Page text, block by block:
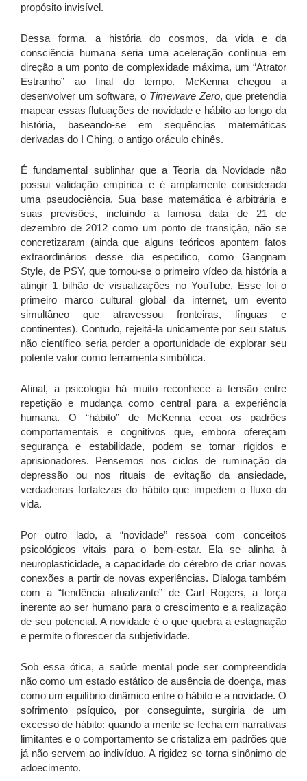
propósito invisível.
Dessa forma, a história do cosmos, da vida e da
consciência humana seria uma aceleração contínua em
direção a um ponto de complexidade máxima, um “Atrator
Estranho” ao final do tempo. McKenna chegou a
desenvolver um software, o Timewave Zero, que pretendia
mapear essas flutuações de novidade e hábito ao longo da
história, baseando-se em sequências matemáticas
derivadas do I Ching, o antigo oráculo chinês.
É fundamental sublinhar que a Teoria da Novidade não
possui validação empírica e é amplamente considerada
uma pseudociência. Sua base matemática é arbitrária e
suas previsões, incluindo a famosa data de 21 de
dezembro de 2012 como um ponto de transição, não se
concretizaram (ainda que alguns teóricos apontem fatos
extraordinários desse dia especifico, como Gangnam
Style, de PSY, que tornou-se o primeiro vídeo da história a
atingir 1 bilhão de visualizações no YouTube. Esse foi o
primeiro marco cultural global da internet, um evento
simultâneo que atravessou fronteiras, línguas e
continentes). Contudo, rejeitá-la unicamente por seu status
não científico seria perder a oportunidade de explorar seu
potente valor como ferramenta simbólica.
Afinal, a psicologia há muito reconhece a tensão entre
repetição e mudança como central para a experiência
humana. O “hábito” de McKenna ecoa os padrões
comportamentais e cognitivos que, embora ofereçam
segurança e estabilidade, podem se tornar rígidos e
aprisionadores. Pensemos nos ciclos de ruminação da
depressão ou nos rituais de evitação da ansiedade,
verdadeiras fortalezas do hábito que impedem o fluxo da
vida.
Por outro lado, a “novidade” ressoa com conceitos
psicológicos vitais para o bem-estar. Ela se alinha à
neuroplasticidade, a capacidade do cérebro de criar novas
conexões a partir de novas experiências. Dialoga também
com a “tendência atualizante” de Carl Rogers, a força
inerente ao ser humano para o crescimento e a realização
de seu potencial. A novidade é o que quebra a estagnação
e permite o florescer da subjetividade.
Sob essa ótica, a saúde mental pode ser compreendida
não como um estado estático de ausência de doença, mas
como um equilíbrio dinâmico entre o hábito e a novidade. O
sofrimento psíquico, por conseguinte, surgiria de um
excesso de hábito: quando a mente se fecha em narrativas
limitantes e o comportamento se cristaliza em padrões que
já não servem ao indivíduo. A rigidez se torna sinônimo de
adoecimento.